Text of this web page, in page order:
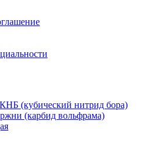
(кубический нитрид бора)
(карбид вольфрама)